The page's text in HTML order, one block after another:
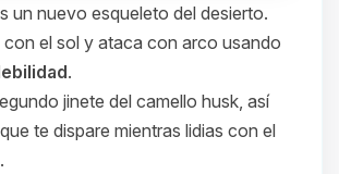
un nuevo esqueleto del desierto.
con el sol y ataca con arco usando
.
jinete del camello husk, así
te dispare mientras lidias con el